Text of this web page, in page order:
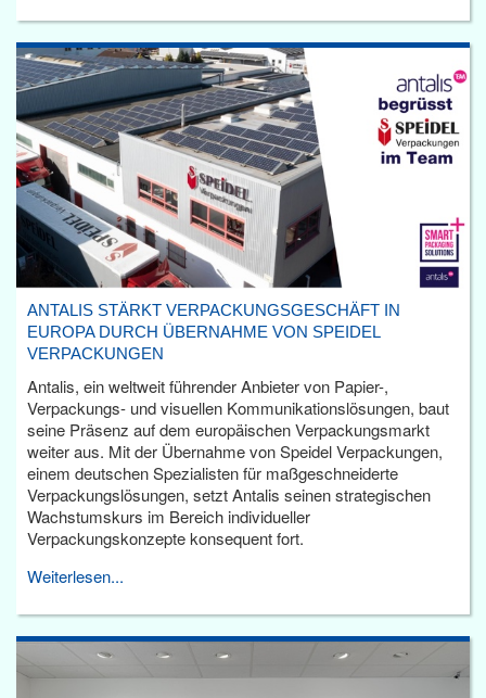
ANTALIS STÄRKT VERPACKUNGSGESCHÄFT IN
EUROPA DURCH ÜBERNAHME VON SPEIDEL
VERPACKUNGEN
Antalis, ein weltweit führender Anbieter von Papier-,
Verpackungs- und visuellen Kommunikationslösungen, baut
seine Präsenz auf dem europäischen Verpackungsmarkt
weiter aus. Mit der Übernahme von Speidel Verpackungen,
einem deutschen Spezialisten für maßgeschneiderte
Verpackungslösungen, setzt Antalis seinen strategischen
Wachstumskurs im Bereich individueller
Verpackungskonzepte konsequent fort.
Weiterlesen...